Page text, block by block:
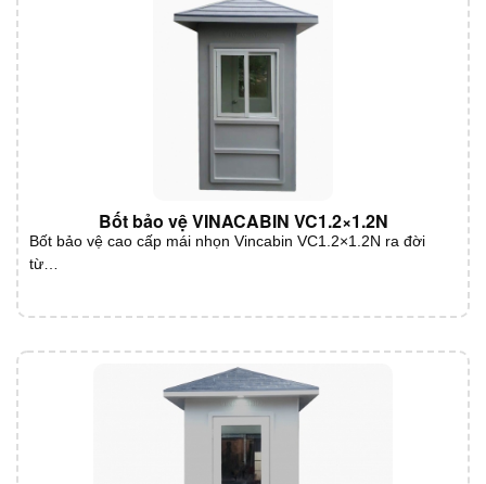
Bốt bảo vệ VINACABIN VC1.2×1.2N
Bốt bảo vệ cao cấp mái nhọn Vincabin VC1.2×1.2N ra đời
từ…